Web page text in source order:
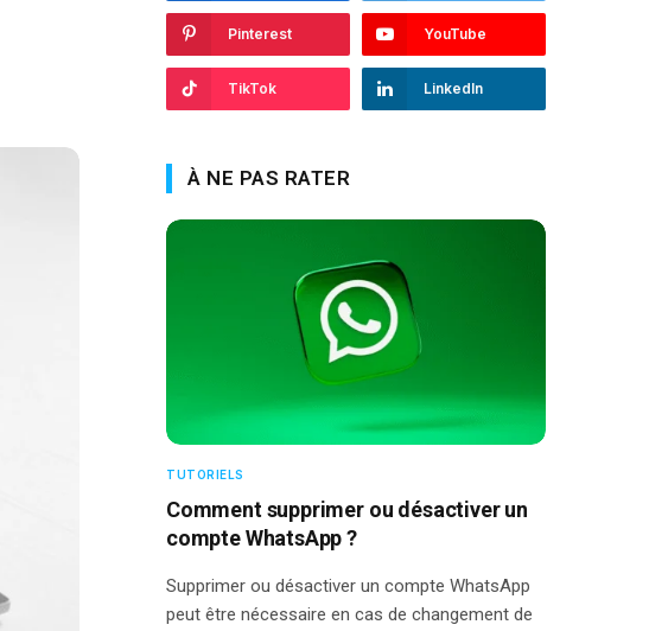
Pinterest YouTube
TikTok LinkedIn
À NE PAS RATER
TUTORIELS
Comment supprimer ou désactiver un
compte WhatsApp ?
Supprimer ou désactiver un compte WhatsApp
peut être nécessaire en cas de changement de